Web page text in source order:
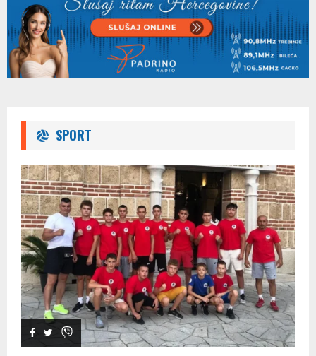
youtube
35
Thumbnail
youtube
Dizajnerka Tijana Lučić pričala je o svom modnom
brendu "Shesno"
26:56
36
Dječija predstava "Kako su nastale ružne riječi" prilika
da pokažete...
06:20
Thumbnail
38
Thumbnail
youtube
postu
19:45
39
Thumbnail
youtube
Naša gošća bila je nastavnica fizike u OŠ "Vuk
Karadžić"...
16:05
40
Thumbnail
youtube
Gosti : Trener ŽFK "Leotar" Jelena Milović i član
pomenutog...
11:24
Gost: Mlada teniserka Natalija Sulaver
06:54
SPORT